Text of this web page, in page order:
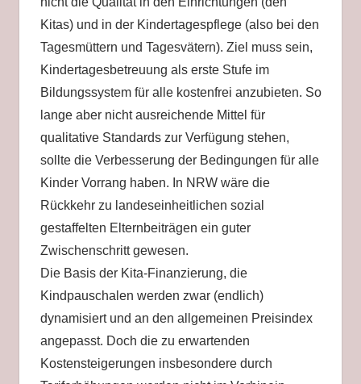
Kitas) und in der Kindertagespflege (also bei den
Tagesmüttern und Tagesvätern). Ziel muss sein,
Kindertagesbetreuung als erste Stufe im
Bildungssystem für alle kostenfrei anzubieten. So
lange aber nicht ausreichende Mittel für
qualitative Standards zur Verfügung stehen,
sollte die Verbesserung der Bedingungen für alle
Kinder Vorrang haben. In NRW wäre die
Rückkehr zu landeseinheitlichen sozial
gestaffelten Elternbeiträgen ein guter
Zwischenschritt gewesen.
Die Basis der Kita-Finanzierung, die
Kindpauschalen werden zwar (endlich)
dynamisiert und an den allgemeinen Preisindex
angepasst. Doch die zu erwartenden
Kostensteigerungen insbesondere durch